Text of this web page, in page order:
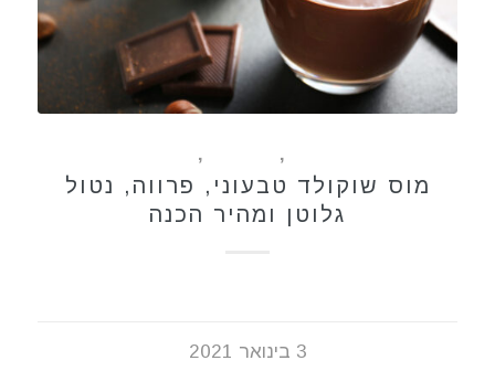
,
,
מוס שוקולד טבעוני, פרווה, נטול
גלוטן ומהיר הכנה
3 בינואר 2021